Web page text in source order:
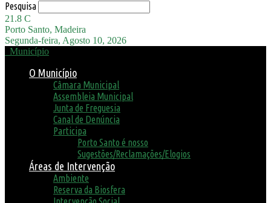
Pesquisa
21.8 C
Porto Santo, Madeira
Segunda-feira, Agosto 10, 2026
Município
O Município
Câmara Municipal
Assembleia Municipal
Junta de Freguesia
Canal de Denúncia
Participa
Porto Santo é nosso
Sugestões/Reclamações/Elogios
Áreas de Intervenção
Ambiente
Reserva da Biosfera